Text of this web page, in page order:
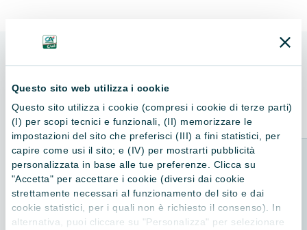
Questo sito web utilizza i cookie
Questo sito utilizza i cookie (compresi i cookie di terze parti)
(I) per scopi tecnici e funzionali, (II) memorizzare le
impostazioni del sito che preferisci (III) a fini statistici, per
capire come usi il sito; e (IV) per mostrarti pubblicità
personalizzata in base alle tue preferenze. Clicca su
"Accetta" per accettare i cookie (diversi dai cookie
strettamente necessari al funzionamento del sito e dai
cookie statistici, per i quali non è richiesto il consenso). In
alternativa, puoi cliccare su "Personalizza" per selezionare
ALTRI LIBRI
Consigliati per te